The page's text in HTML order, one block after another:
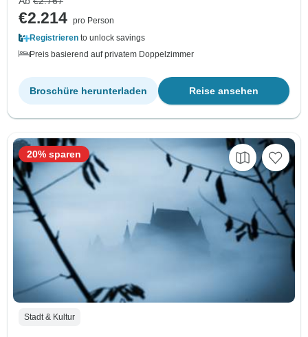
€2.214 pro Person
Registrieren to unlock savings
Preis basierend auf privatem Doppelzimmer
Reise ansehen
Broschüre herunterladen
Stadt & Kultur
20% sparen